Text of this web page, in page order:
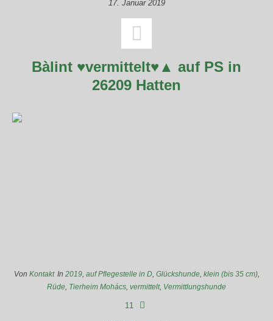
17. Januar 2019
Bàlint ♥vermittelt♥▲ auf PS in
26209 Hatten
Von Kontakt In 2019, auf Pflegestelle in D, Glückshunde, klein (bis 35 cm),
Rüde, Tierheim Mohács, vermittelt, Vermittlungshunde
11